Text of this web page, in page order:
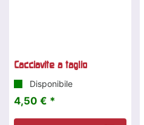
Cacciavite a taglio
Disponibile
4,50 € *